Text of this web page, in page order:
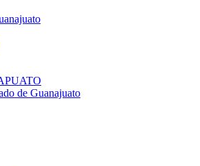
de Guanajuato